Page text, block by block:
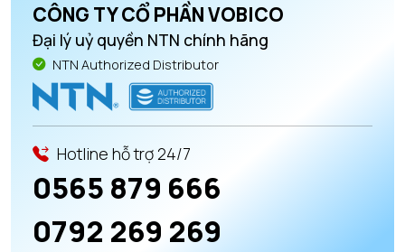
CÔNG TY CỔ PHẦN VOBICO
Đại lý uỷ quyền NTN chính hãng
NTN Authorized Distributor
Hotline hỗ trợ 24/7
0565 879 666
0792 269 269